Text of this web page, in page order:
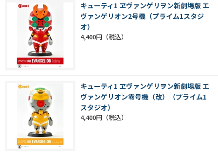
キューティ1 ヱヴァンゲリヲン新劇場版 エ
ヴァンゲリオン2号機（プライム1スタジ
オ）
4,400円
キューティ1 ヱヴァンゲリヲン新劇場版 エ
ヴァンゲリオン零号機（改）（プライム1
スタジオ）
4,400円